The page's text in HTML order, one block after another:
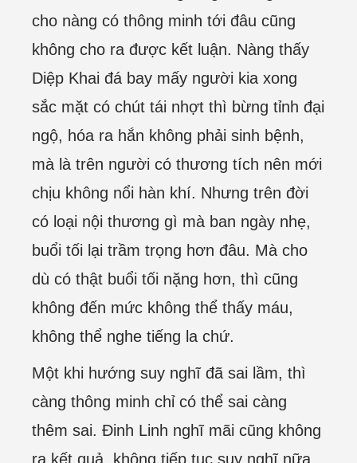
cho nàng có thông minh tới đâu cũng
không cho ra được kết luận. Nàng thấy
Diệp Khai đá bay mấy người kia xong
sắc mặt có chút tái nhợt thì bừng tỉnh đại
ngộ, hóa ra hắn không phải sinh bệnh,
mà là trên người có thương tích nên mới
chịu không nổi hàn khí. Nhưng trên đời
có loại nội thương gì mà ban ngày nhẹ,
buổi tối lại trầm trọng hơn đâu. Mà cho
dù có thật buổi tối nặng hơn, thì cũng
không đến mức không thể thấy máu,
không thể nghe tiếng la chứ.
Một khi hướng suy nghĩ đã sai lầm, thì
càng thông minh chỉ có thể sai càng
thêm sai. Đinh Linh nghĩ mãi cũng không
ra kết quả, không tiếp tục suy nghĩ nữa.